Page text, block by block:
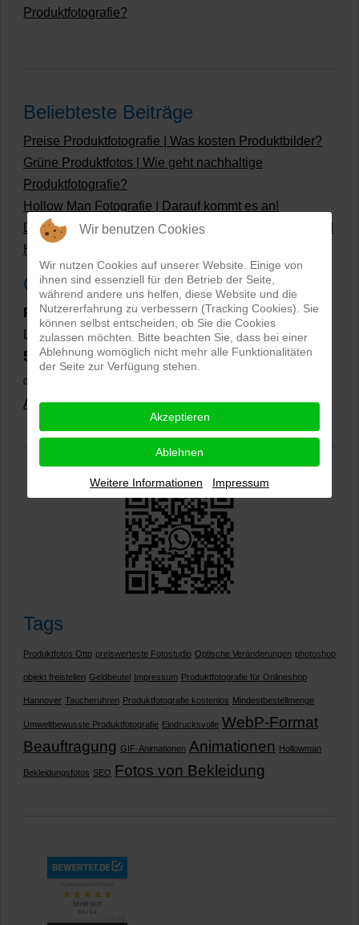
Produktfotografie?
Beliebteste Beiträge
Preise Produktfotografie | Was kosten Produktbilder?
Grüne Produktfotos | Wie geht nachhaltige
Produktfotografie?
Hollow Man Fotografie | Darauf kommt es an!
Dateiformate und Bilder mit transparentem Hintergrund
Hollowman und Produktfotografie
Google Rezensionen
PRO-ducto GmbH, Fotografie und Bildbearbeitung in
Lichtenau
5,0⭐⭐⭐⭐⭐ bei144 Google-Rezensionen (Stand
02.01.2026)
Alle Rezensionen ansehen|Bewertung abgeben
Tags
Produktfotos Otto preiswerteste Fotostudio Optische Veränderungen photoshop
objekt freistellen Geldbeutel Impressum Produktfotografie für Onlineshop
Hannover Taucheruhren Produktfotografie kostenlos Mindestbestellmenge
Umweltbewusste Produktfotografie Eindrucksvolle WebP-Format
Beauftragung GIF-Animationen Animationen Hollowman
Bekleidungsfotos SEO Fotos von Bekleidung
Wir benutzen Cookies
Wir nutzen Cookies auf unserer Website. Einige von
ihnen sind essenziell für den Betrieb der Seite,
während andere uns helfen, diese Website und die
Nutzererfahrung zu verbessern (Tracking Cookies). Sie
können selbst entscheiden, ob Sie die Cookies
zulassen möchten. Bitte beachten Sie, dass bei einer
Ablehnung womöglich nicht mehr alle Funktionalitäten
der Seite zur Verfügung stehen.
Akzeptieren
Ablehnen
Weitere Informationen Impressum